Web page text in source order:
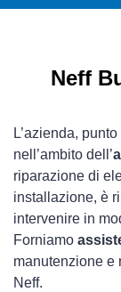
Neff
L’azienda,
nell’ambito dell’
riparazione di
installazione, è
intervenire in
Forniamo
manutenzione e
Neff.